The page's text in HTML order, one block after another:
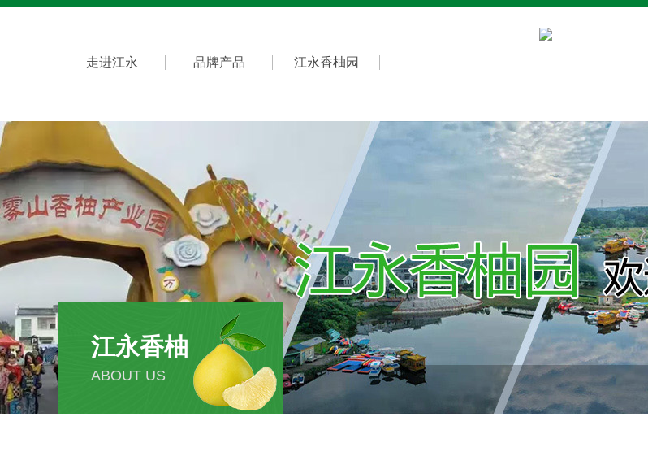
走进江永 品牌产品 江永香柚园
江永香柚
ABOUT US